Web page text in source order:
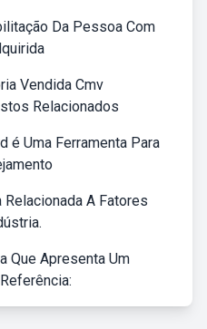
Da Pessoa Com
Vendida Cmv
Relacionados
é Uma Ferramenta Para
A Fatores
Que Apresenta Um